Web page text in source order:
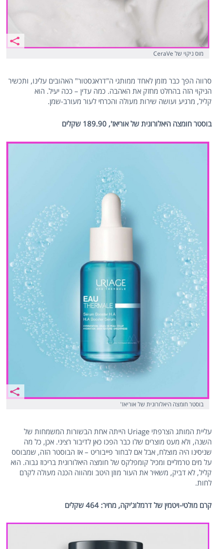
מוס ניקוי של CeraVe
סרווה הפך כבר מזמן לאחד ממותגי ה"דראגסטור" האהובים עלינו, ותכשיר
הניקוי הזה בהחלט מחזק את האהבה. כמה עדין – ככה יעיל. הוא
קליל, מרגיע ועושה שירות מעולה והכרחי לעור מעורב-שמן.
בוסטר חומצה היאלורונית של אוריאז', 189.90 שקלים
בוסטר חומצה היאלורונית של אוריאז'
עליית המותג הצרפתי Uriage הייתה אחת הבשורות המשמחות של
השנה, ולא מעט מוצרים שלו כבר הפכו כאן לדיבור רציני. אכן, כל מה
שניסינו היה מוצלח, אבל אם לבחור פייבוריט – אז הבוסטר הזה, שמבוסס
על מים טרמליים ומכיל קומפלקס של חומצה היאלורונית בריכוז גבוה. הוא
קליל, לא דביק, משאיר את העור מוזן היטב ומהווה הכנה מעולה לקרם
לחות.
קרם מולטי-ויטמין של דרמלוג'יקה, מחיר: 464 שקלים